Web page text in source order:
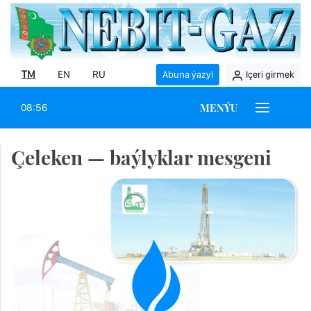
TM EN RU Abuna ýazyl Içeri girmek
08:56 MENÝU
Çeleken — baýlyklar mesgeni